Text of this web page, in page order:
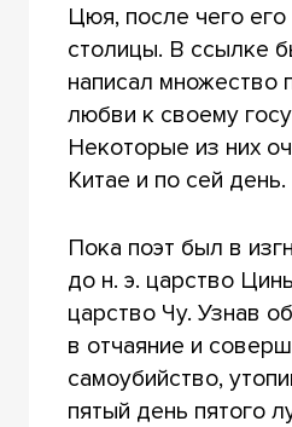
Цюя, после чего его
столицы. В ссылке
написал множество
любви к своему
Некоторые из них
Китае и по сей день.
Пока поэт был в
до н. э. царство
царство Чу. Узнав
в отчаяние и
самоубийство,
пятый день пятого